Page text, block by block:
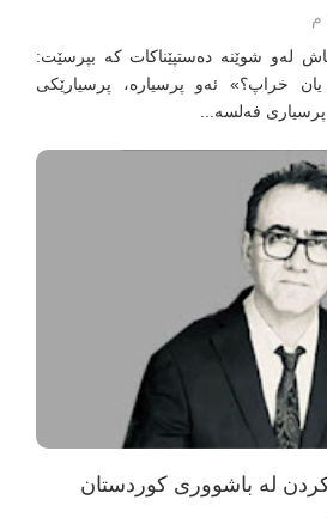
لەو شوێنە دەستپێناکات کە بپرسێت:
خراپ؟» ئەو پرسیارە، پرسیارێکی
پرسیاری فەلسە...
لە باشووری کوردستان